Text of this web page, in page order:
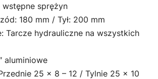
wstępne sprężyn
180 mm / Tył: 200 mm
Tarcze hydrauliczne na wszystkich
aluminiowe
25 x 8 – 12 / Tylnie 25 x 10